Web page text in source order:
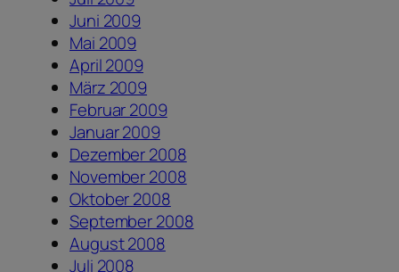
Juni 2009
Mai 2009
April 2009
März 2009
Februar 2009
Januar 2009
Dezember 2008
November 2008
Oktober 2008
September 2008
August 2008
Juli 2008